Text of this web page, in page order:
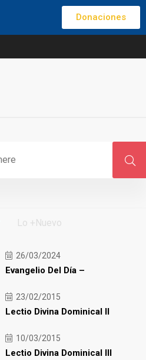
Donaciones
Lo +Nuevo
26/03/2024
Evangelio Del Día –
23/02/2015
Lectio Divina Dominical II
10/03/2015
Lectio Divina Dominical III